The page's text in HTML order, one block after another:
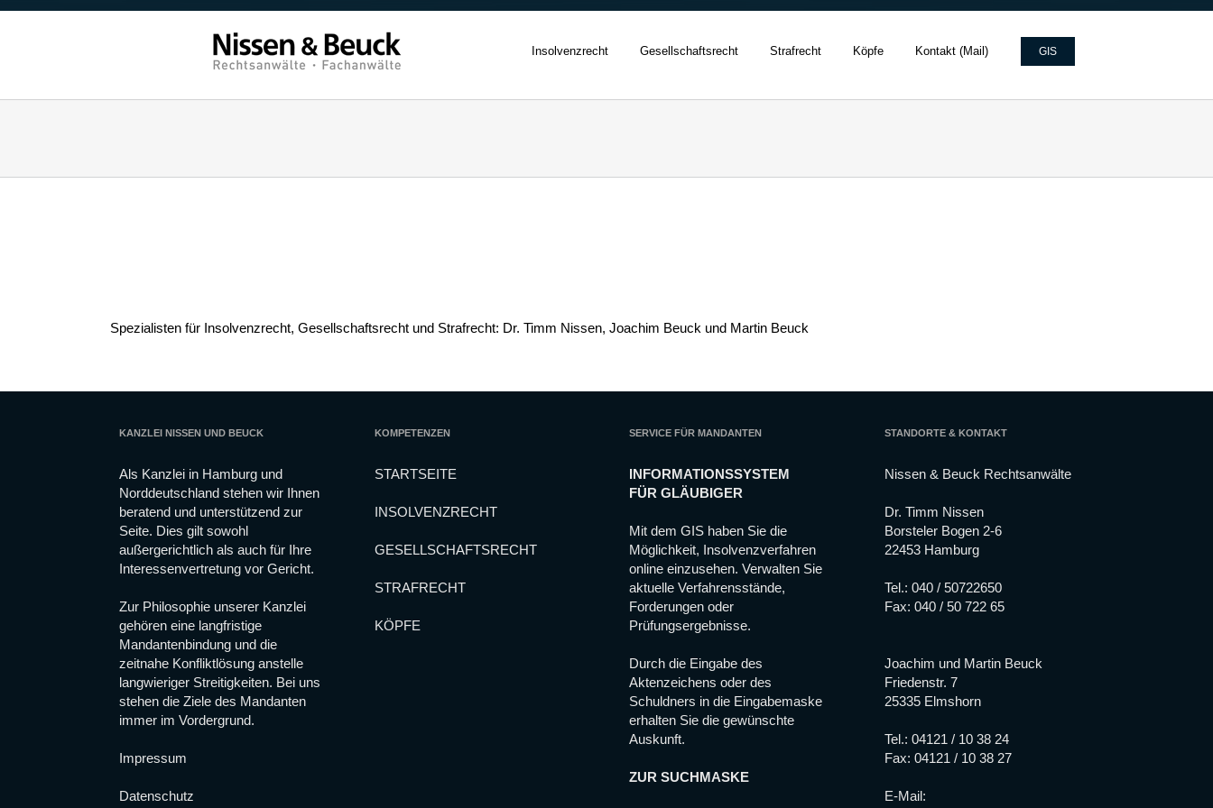
Zum
Insolvenzrecht Gesellschaftsrecht Strafrecht Köpfe Kontakt (Mail) GIS
Spezialisten für Insolvenzrecht, Gesellschaftsrecht und Strafrecht: Dr. Timm Nissen, Joachim Beuck und Martin Beuck
KANZLEI NISSEN UND BEUCK
Als Kanzlei in Hamburg und
Norddeutschland stehen wir Ihnen
beratend und unterstützend zur
Seite. Dies gilt sowohl
außergerichtlich als auch für Ihre
Interessenvertretung vor Gericht.
Zur Philosophie unserer Kanzlei
gehören eine langfristige
Mandantenbindung und die
zeitnahe Konfliktlösung anstelle
langwieriger Streitigkeiten. Bei uns
stehen die Ziele des Mandanten
immer im Vordergrund.
Impressum
Datenschutz
KOMPETENZEN
STARTSEITE
INSOLVENZRECHT
GESELLSCHAFTSRECHT
STRAFRECHT
KÖPFE
SERVICE FÜR MANDANTEN
INFORMATIONSSYSTEM
FÜR GLÄUBIGER
Mit dem GIS haben Sie die
Möglichkeit, Insolvenzverfahren
online einzusehen. Verwalten Sie
aktuelle Verfahrensstände,
Forderungen oder
Prüfungsergebnisse.
Durch die Eingabe des
Aktenzeichens oder des
Schuldners in die Eingabemaske
erhalten Sie die gewünschte
Auskunft.
ZUR SUCHMASKE
STANDORTE & KONTAKT
Nissen & Beuck Rechtsanwälte
Dr. Timm Nissen
Borsteler Bogen 2-6
22453 Hamburg
Tel.: 040 / 50722650
Fax: 040 / 50 722 65
Joachim und Martin Beuck
Friedenstr. 7
25335 Elmshorn
Tel.: 04121 / 10 38 24
Fax: 04121 / 10 38 27
E-Mail: